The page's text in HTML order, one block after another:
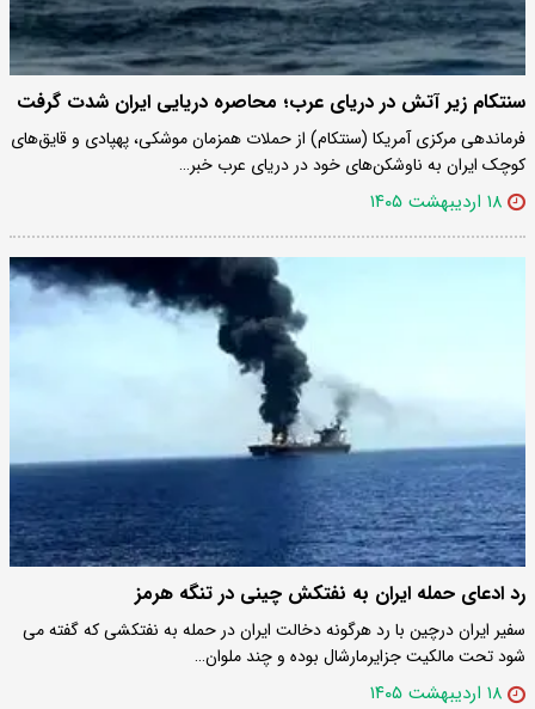
سنتکام زیر آتش در دریای عرب؛ محاصره دریایی ایران شدت گرفت
فرماندهی مرکزی آمریکا (سنتکام) از حملات همزمان موشکی، پهپادی و قایق‌های
کوچک ایران به ناوشکن‌های خود در دریای عرب خبر…
۱۸ اردیبهشت ۱۴۰۵
رد ادعای حمله ایران به نفتکش چینی در تنگه هرمز
سفیر ایران درچین با رد هرگونه دخالت ایران در حمله به نفتکشی که گفته می
شود تحت مالکیت جزایرمارشال بوده و چند ملوان…
۱۸ اردیبهشت ۱۴۰۵